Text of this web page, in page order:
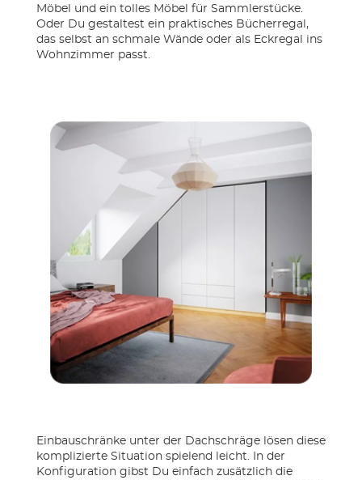
Möbel und ein tolles Möbel für Sammlerstücke.
Oder Du gestaltest ein praktisches Bücherregal,
das selbst an schmale Wände oder als Eckregal ins
Wohnzimmer passt.
Einbauschränke unter der Dachschräge lösen diese
komplizierte Situation spielend leicht. In der
Konfiguration gibst Du einfach zusätzlich die